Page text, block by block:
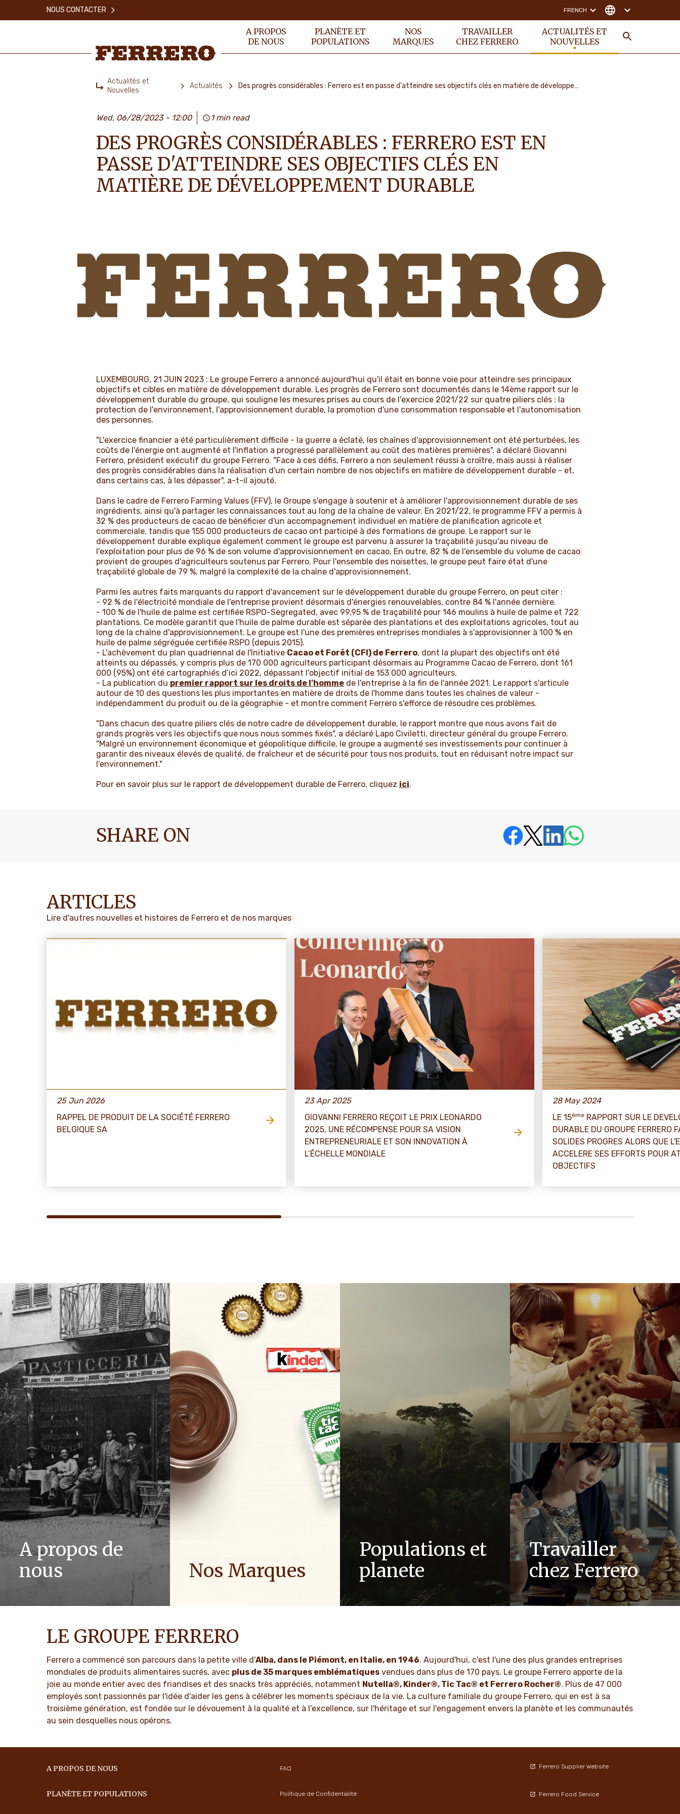
A PROPOS
DE NOUS
PLANÈTE ET
POPULATIONS
NOS
MARQUES
TRAVAILLER
CHEZ FERRERO
ACTUALITÉS ET
NOUVELLES
NOUS CONTACTER FRENCH
Home
Actualités et
Nouvelles
Actualités Des progrès considérables : Ferrero est en passe d'atteindre ses objectifs clés en matière de développement durable
Wed, 06/28/2023 - 12:00 1 min read
DES PROGRÈS CONSIDÉRABLES : FERRERO EST EN
PASSE D'ATTEINDRE SES OBJECTIFS CLÉS EN
MATIÈRE DE DÉVELOPPEMENT DURABLE
LUXEMBOURG, 21 JUIN 2023 : Le groupe Ferrero a annoncé aujourd'hui qu'il était en bonne voie pour atteindre ses principaux
objectifs et cibles en matière de développement durable. Les progrès de Ferrero sont documentés dans le 14ème rapport sur le
développement durable du groupe, qui souligne les mesures prises au cours de l'exercice 2021/22 sur quatre piliers clés : la
protection de l'environnement, l'approvisionnement durable, la promotion d'une consommation responsable et l'autonomisation
des personnes.
"L'exercice financier a été particulièrement difficile - la guerre a éclaté, les chaînes d'approvisionnement ont été perturbées, les
coûts de l'énergie ont augmenté et l'inflation a progressé parallèlement au coût des matières premières", a déclaré Giovanni
Ferrero, président exécutif du groupe Ferrero. "Face à ces défis, Ferrero a non seulement réussi à croître, mais aussi à réaliser
des progrès considérables dans la réalisation d'un certain nombre de nos objectifs en matière de développement durable - et,
dans certains cas, à les dépasser", a-t-il ajouté.
Dans le cadre de Ferrero Farming Values (FFV), le Groupe s'engage à soutenir et à améliorer l'approvisionnement durable de ses
ingrédients, ainsi qu'à partager les connaissances tout au long de la chaîne de valeur. En 2021/22, le programme FFV a permis à
32 % des producteurs de cacao de bénéficier d'un accompagnement individuel en matière de planification agricole et
commerciale, tandis que 155 000 producteurs de cacao ont participé à des formations de groupe. Le rapport sur le
développement durable explique également comment le groupe est parvenu à assurer la traçabilité jusqu'au niveau de
l'exploitation pour plus de 96 % de son volume d'approvisionnement en cacao. En outre, 82 % de l'ensemble du volume de cacao
provient de groupes d'agriculteurs soutenus par Ferrero. Pour l'ensemble des noisettes, le groupe peut faire état d'une
traçabilité globale de 79 %, malgré la complexité de la chaîne d'approvisionnement.
Parmi les autres faits marquants du rapport d'avancement sur le développement durable du groupe Ferrero, on peut citer :
- 92 % de l'électricité mondiale de l'entreprise provient désormais d'énergies renouvelables, contre 84 % l'année dernière.
- 100 % de l'huile de palme est certifiée RSPO-Segregated, avec 99,95 % de traçabilité pour 146 moulins à huile de palme et 722
plantations. Ce modèle garantit que l'huile de palme durable est séparée des plantations et des exploitations agricoles, tout au
long de la chaîne d'approvisionnement. Le groupe est l'une des premières entreprises mondiales à s'approvisionner à 100 % en
huile de palme ségréguée certifiée RSPO (depuis 2015).
- L'achèvement du plan quadriennal de l'Initiative Cacao et Forêt (CFI) de Ferrero, dont la plupart des objectifs ont été
atteints ou dépassés, y compris plus de 170 000 agriculteurs participant désormais au Programme Cacao de Ferrero, dont 161
000 (95%) ont été cartographiés d’ici 2022, dépassant l'objectif initial de 153 000 agriculteurs.
- La publication du premier rapport sur les droits de l'homme de l'entreprise à la fin de l'année 2021. Le rapport s'articule
autour de 10 des questions les plus importantes en matière de droits de l'homme dans toutes les chaînes de valeur -
indépendamment du produit ou de la géographie - et montre comment Ferrero s'efforce de résoudre ces problèmes.
"Dans chacun des quatre piliers clés de notre cadre de développement durable, le rapport montre que nous avons fait de
grands progrès vers les objectifs que nous nous sommes fixés", a déclaré Lapo Civiletti, directeur général du groupe Ferrero.
"Malgré un environnement économique et géopolitique difficile, le groupe a augmenté ses investissements pour continuer à
garantir des niveaux élevés de qualité, de fraîcheur et de sécurité pour tous nos produits, tout en réduisant notre impact sur
l'environnement."
Pour en savoir plus sur le rapport de développement durable de Ferrero, cliquez ici.
SHARE ON
ARTICLES
Lire d'autres nouvelles et histoires de Ferrero et de nos marques
25 Jun 2026
RAPPEL DE PRODUIT DE LA SOCIÉTÉ FERRERO
BELGIQUE SA
23 Apr 2025
GIOVANNI FERRERO REÇOIT LE PRIX LEONARDO
2025, UNE RÉCOMPENSE POUR SA VISION
ENTREPRENEURIALE ET SON INNOVATION À
L’ÉCHELLE MONDIALE
28 May 2024
LE 15èmeRAPPORT SUR LE
DURABLE DU GROUPE FERRERO
SOLIDES PROGRES ALORS QUE
ACCELERE SES EFFORTS POUR
OBJECTIFS
A propos de
nous
mission. Des premiers pas au succès
EN SAVOIR PLUS
Nos Marques
EN SAVOIR PLUS
Populations et
planete
En tant qu'entreprise familiale, des
valeurs telles que le respect, l'intégrité
EN SAVOIR PLUS
Travailler
chez Ferrero
Chez Ferrero, nous savons que nos
produits sont appréciés par des millions
EN SAVOIR PLUS
LE GROUPE FERRERO
Ferrero a commencé son parcours dans la petite ville d'Alba, dans le Piémont, en Italie, en 1946. Aujourd'hui, c'est l'une des plus grandes entreprises
mondiales de produits alimentaires sucrés, avec plus de 35 marques emblématiques vendues dans plus de 170 pays. Le groupe Ferrero apporte de la
joie au monde entier avec des friandises et des snacks très appréciés, notamment Nutella®, Kinder®, Tic Tac® et Ferrero Rocher®. Plus de 47 000
employés sont passionnés par l'idée d'aider les gens à célébrer les moments spéciaux de la vie. La culture familiale du groupe Ferrero, qui en est à sa
troisième génération, est fondée sur le dévouement à la qualité et à l'excellence, sur l'héritage et sur l'engagement envers la planète et les communautés
au sein desquelles nous opérons.
A PROPOS DE NOUS
PLANÈTE ET POPULATIONS
FAQ
Politique de Confidentialité
Ferrero Supplier Website
Ferrero Food Service